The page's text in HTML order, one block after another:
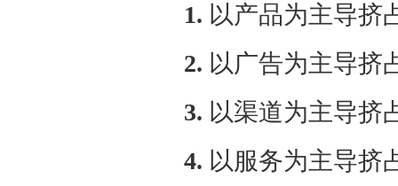
1. 以产品为主导挤
2. 以广告为主导挤
3. 以渠道为主导挤
4. 以服务为主导挤